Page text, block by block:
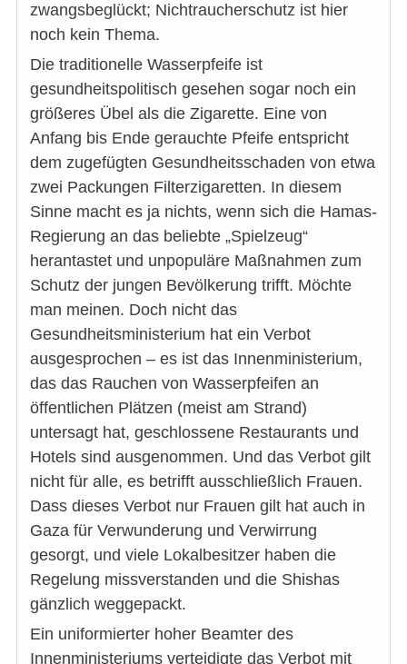
zwangsbeglückt; Nichtraucherschutz ist hier
noch kein Thema.
Die traditionelle Wasserpfeife ist
gesundheitspolitisch gesehen sogar noch ein
größeres Übel als die Zigarette. Eine von
Anfang bis Ende gerauchte Pfeife entspricht
dem zugefügten Gesundheitsschaden von etwa
zwei Packungen Filterzigaretten. In diesem
Sinne macht es ja nichts, wenn sich die Hamas-
Regierung an das beliebte „Spielzeug“
herantastet und unpopuläre Maßnahmen zum
Schutz der jungen Bevölkerung trifft. Möchte
man meinen. Doch nicht das
Gesundheitsministerium hat ein Verbot
ausgesprochen – es ist das Innenministerium,
das das Rauchen von Wasserpfeifen an
öffentlichen Plätzen (meist am Strand)
untersagt hat, geschlossene Restaurants und
Hotels sind ausgenommen. Und das Verbot gilt
nicht für alle, es betrifft ausschließlich Frauen.
Dass dieses Verbot nur Frauen gilt hat auch in
Gaza für Verwunderung und Verwirrung
gesorgt, und viele Lokalbesitzer haben die
Regelung missverstanden und die Shishas
gänzlich weggepackt.
Ein uniformierter hoher Beamter des
Innenministeriums verteidigte das Verbot mit